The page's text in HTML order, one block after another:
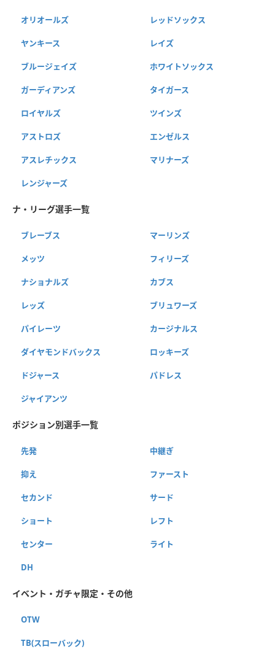
オリオールズ レッドソックス
ヤンキース レイズ
ブルージェイズ ホワイトソックス
ガーディアンズ タイガース
ロイヤルズ ツインズ
アストロズ エンゼルス
アスレチックス マリナーズ
レンジャーズ
ナ・リーグ選手一覧
ブレーブス マーリンズ
メッツ フィリーズ
ナショナルズ カブス
レッズ ブリュワーズ
パイレーツ カージナルス
ダイヤモンドバックス ロッキーズ
ドジャース パドレス
ジャイアンツ
ポジション別選手一覧
先発 中継ぎ
抑え ファースト
セカンド サード
ショート レフト
センター ライト
DH
イベント・ガチャ限定・その他
OTW
TB(スローバック)